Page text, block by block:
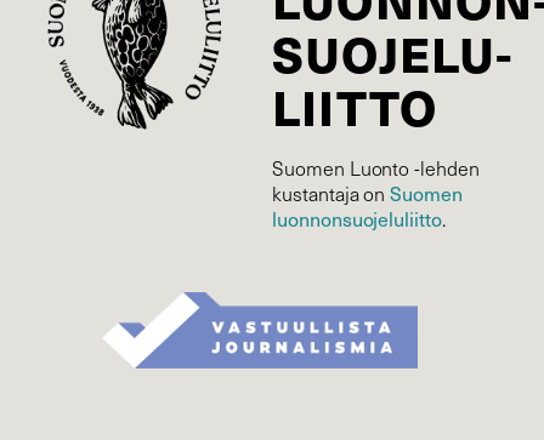
SUOJELU­
LIITTO
Suomen Luonto -lehden
kustantaja onSuomen
luonnonsuojelu­liitto.